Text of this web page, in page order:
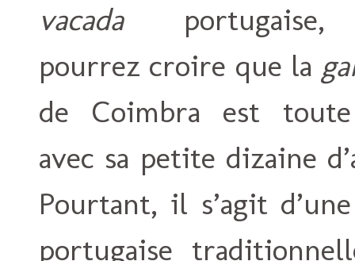
vacadaportugaise,
pourrez croire que la
de Coimbra est
avec sa petite dizaine
Pourtant, il s’agit
portugaise